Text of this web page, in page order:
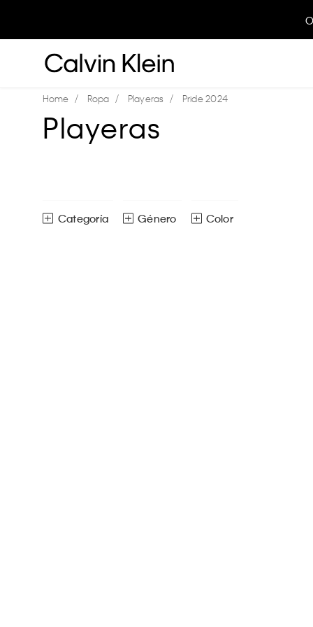
Ropa Playeras Pride 2024
Playeras
Género Color